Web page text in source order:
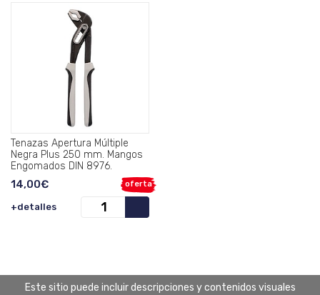
Tenazas Apertura Múltiple
Negra Plus 250 mm. Mangos
Engomados DIN 8976.
oferta
14,00€
+detalles
Este sitio puede incluir descripciones y contenidos visuales